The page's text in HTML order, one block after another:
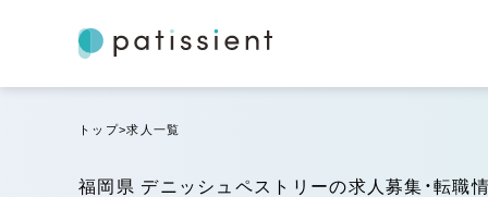
トップ 求人一覧
福岡県 デニッシュペストリーの求人募集・転職